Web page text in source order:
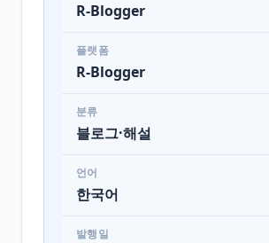
R-Blogger
플랫폼
R-Blogger
분류
블로그·해설
언어
한국어
발행일